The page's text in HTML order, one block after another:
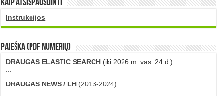
Kaip atsispausdinti
Instrukcijos
PAIEŠKA (PDF numerių)
DRAUGAS ELASTIC SEARCH (iki 2026 m. vas. 24 d.)
DRAUGAS NEWS / LH (2013-2024)